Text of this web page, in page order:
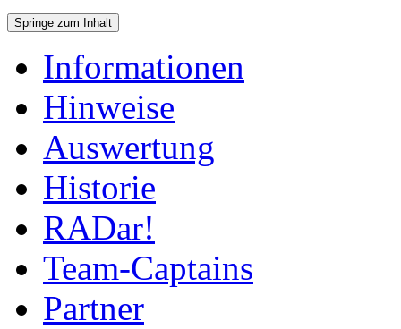
Springe zum Inhalt
Informationen
Hinweise
Auswertung
Historie
RADar!
Team-Captains
Partner